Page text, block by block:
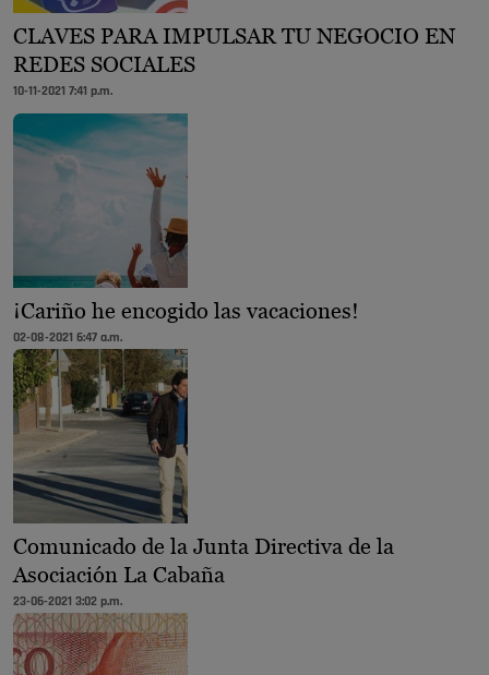
CLAVES PARA IMPULSAR TU NEGOCIO EN
REDES SOCIALES
10-11-2021 7:41 p.m.
¡Cariño he encogido las vacaciones!
02-08-2021 6:47 a.m.
Comunicado de la Junta Directiva de la
Asociación La Cabaña
23-06-2021 3:02 p.m.